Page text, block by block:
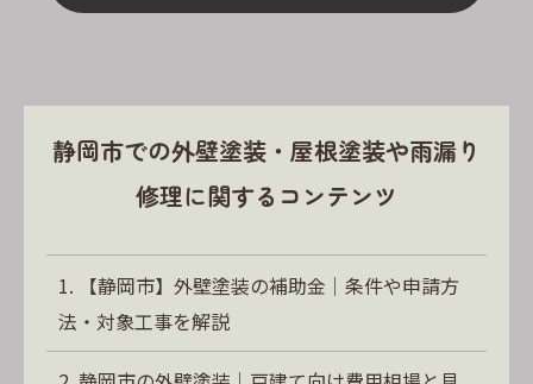
静岡市での外壁塗装・屋根塗装や雨漏り
修理に関するコンテンツ
【静岡市】外壁塗装の補助金｜条件や申請方
法・対象工事を解説